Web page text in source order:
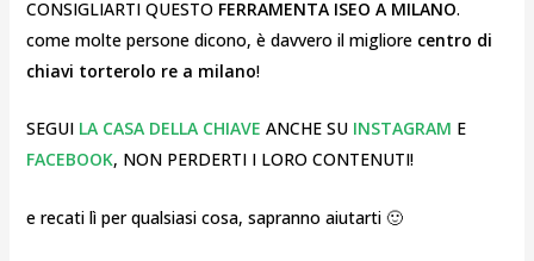
CONSIGLIARTI QUESTO FERRAMENTA ISEO A MILANO.
come molte persone dicono, è davvero il migliore centro di
chiavi torterolo re a milano!
SEGUI LA CASA DELLA CHIAVE ANCHE SU INSTAGRAM E
FACEBOOK, NON PERDERTI I LORO CONTENUTI!
e recati lì per qualsiasi cosa, sapranno aiutarti 🙂